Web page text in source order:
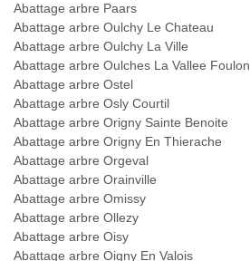
Abattage arbre Paars
Abattage arbre Oulchy Le Chateau
Abattage arbre Oulchy La Ville
Abattage arbre Oulches La Vallee Foulon
Abattage arbre Ostel
Abattage arbre Osly Courtil
Abattage arbre Origny Sainte Benoite
Abattage arbre Origny En Thierache
Abattage arbre Orgeval
Abattage arbre Orainville
Abattage arbre Omissy
Abattage arbre Ollezy
Abattage arbre Oisy
Abattage arbre Oigny En Valois